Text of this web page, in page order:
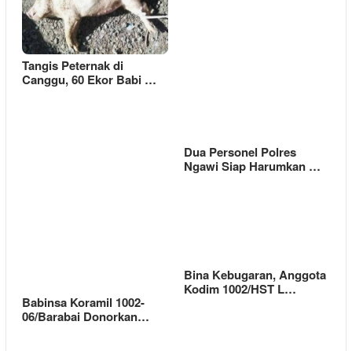
Tangis Peternak di
Canggu, 60 Ekor Babi …
Dua Personel Polres
Ngawi Siap Harumkan …
Babinsa Koramil 1002-
06/Barabai Donorkan…
Bina Kebugaran, Anggota
Kodim 1002/HST L…